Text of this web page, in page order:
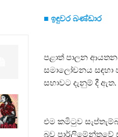
■ ඉඳුවර බණ්ඩාර
පළාත් පාලන
සමාලෝචනය
සභාවට දැනුම් දී ඇත.
එම කමිටුව
බව පාර්ලිමේන්තුවේ